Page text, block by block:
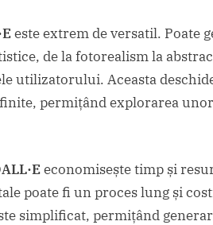
este extrem de versatil. Poate
de la fotorealism la
utilizatorului. Aceasta
permițând explorarea
economisește timp și
poate fi un proces lung și
simplificat, permițând